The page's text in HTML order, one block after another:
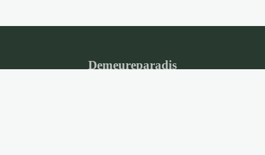
Demeureparadis